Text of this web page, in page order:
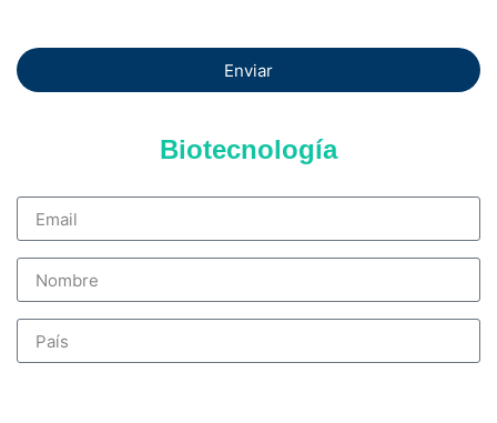
Enviar
Biotecnología